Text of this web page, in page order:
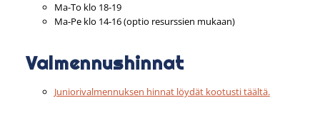
Ma-To klo 18-19
Ma-Pe klo 14-16 (optio resurssien mukaan)
Valmennushinnat
Juniorivalmennuksen hinnat löydät kootusti täältä.